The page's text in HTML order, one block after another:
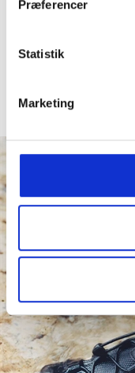
Præferencer
Statistik
Marketing